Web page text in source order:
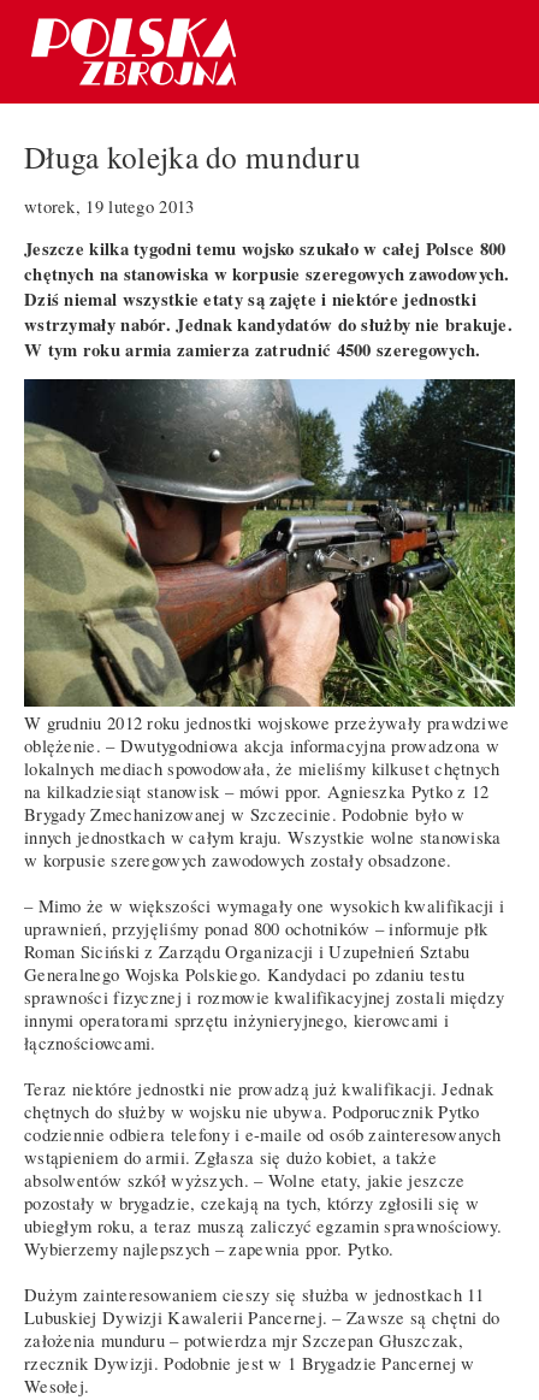
Długa kolejka do munduru
wtorek, 19 lutego 2013
Jeszcze kilka tygodni temu wojsko szukało w całej Polsce 800
chętnych na stanowiska w korpusie szeregowych zawodowych.
Dziś niemal wszystkie etaty są zajęte i niektóre jednostki
wstrzymały nabór. Jednak kandydatów do służby nie brakuje.
W tym roku armia zamierza zatrudnić 4500 szeregowych.
W grudniu 2012 roku jednostki wojskowe przeżywały prawdziwe
oblężenie. – Dwutygodniowa akcja informacyjna prowadzona w
lokalnych mediach spowodowała, że mieliśmy kilkuset chętnych
na kilkadziesiąt stanowisk – mówi ppor. Agnieszka Pytko z 12
Brygady Zmechanizowanej w Szczecinie. Podobnie było w
innych jednostkach w całym kraju. Wszystkie wolne stanowiska
w korpusie szeregowych zawodowych zostały obsadzone.
– Mimo że w większości wymagały one wysokich kwalifikacji i
uprawnień, przyjęliśmy ponad 800 ochotników – informuje płk
Roman Siciński z Zarządu Organizacji i Uzupełnień Sztabu
Generalnego Wojska Polskiego. Kandydaci po zdaniu testu
sprawności fizycznej i rozmowie kwalifikacyjnej zostali między
innymi operatorami sprzętu inżynieryjnego, kierowcami i
łącznościowcami.
Teraz niektóre jednostki nie prowadzą już kwalifikacji. Jednak
chętnych do służby w wojsku nie ubywa. Podporucznik Pytko
codziennie odbiera telefony i e-maile od osób zainteresowanych
wstąpieniem do armii. Zgłasza się dużo kobiet, a także
absolwentów szkół wyższych. – Wolne etaty, jakie jeszcze
pozostały w brygadzie, czekają na tych, którzy zgłosili się w
ubiegłym roku, a teraz muszą zaliczyć egzamin sprawnościowy.
Wybierzemy najlepszych – zapewnia ppor. Pytko.
Dużym zainteresowaniem cieszy się służba w jednostkach 11
Lubuskiej Dywizji Kawalerii Pancernej. – Zawsze są chętni do
założenia munduru – potwierdza mjr Szczepan Głuszczak,
rzecznik Dywizji. Podobnie jest w 1 Brygadzie Pancernej w
Wesołej.